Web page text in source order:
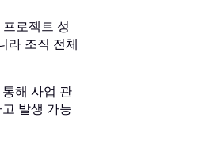
로젝트 성
라 조직 전체
해 사업 관
발생 가능